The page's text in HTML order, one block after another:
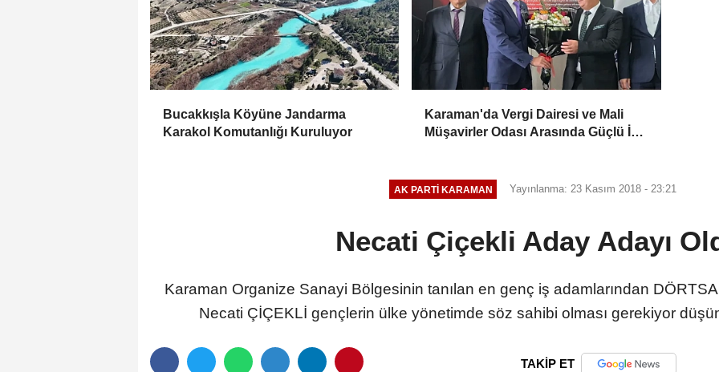
Bucakkışla Köyüne Jandarma
Karakol Komutanlığı Kuruluyor
Karaman'da Vergi Dairesi ve Mali
Müşavirler Odası Arasında Güçlü İş
AK PARTI KARAMAN Yayınlanma: 23 Kasım 2018 - 23:21
Necati Çiçekli Aday Adayı
Karaman Organize Sanayi Bölgesinin tanılan en genç iş adamlarından
Necati ÇİÇEKLİ gençlerin ülke yönetimde söz sahibi olması gerekiyor
TAKİP ET